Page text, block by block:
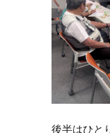
後半はひと